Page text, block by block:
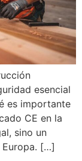
esencial
es importante
CE en la
sino un
[…]